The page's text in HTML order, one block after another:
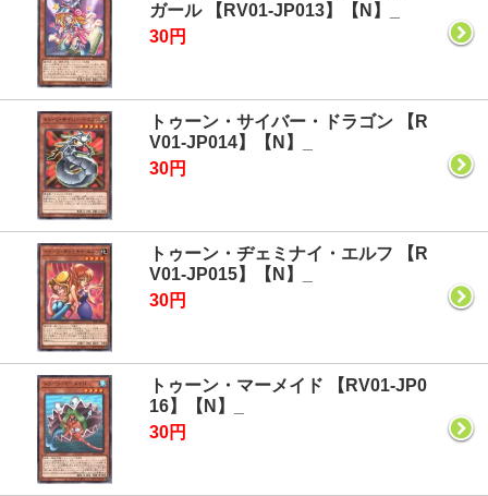
ガール 【RV01-JP013】【N】_
30円
トゥーン・サイバー・ドラゴン 【R
V01-JP014】【N】_
30円
トゥーン・ヂェミナイ・エルフ 【R
V01-JP015】【N】_
30円
トゥーン・マーメイド 【RV01-JP0
16】【N】_
30円